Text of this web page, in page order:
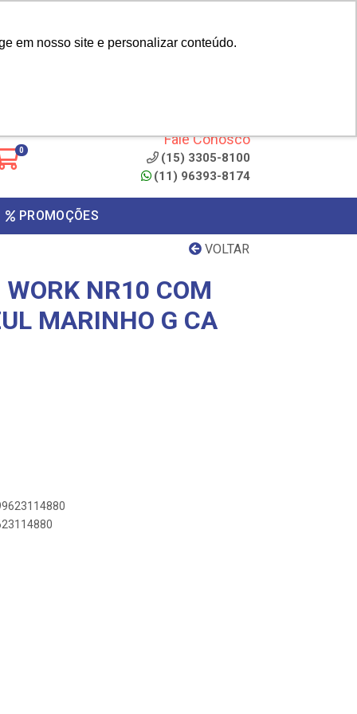
em nosso site e personalizar conteúdo.
0
Fale Conosco
(15) 3305-8100
(11) 96393-8174
PROMOÇÕES
VOLTAR
NR10 COM
MARINHO G CA